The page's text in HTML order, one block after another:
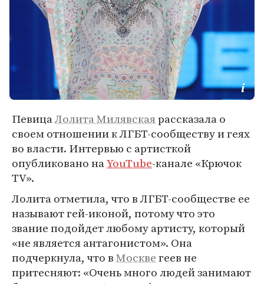
ПевицаЛолита Милявскаярассказала о
своем отношении к ЛГБТ-сообществу и геях
во власти. Интервью c артисткой
опубликовано наYouTube-канале «Крючок
TV».
Лолита отметила, что в ЛГБТ-сообществе ее
называют гей-иконой, потому что это
звание подойдет любому артисту, который
«не является антагонистом». Она
подчеркнула, что вМосквегеев не
притесняют: «Очень много людей занимают